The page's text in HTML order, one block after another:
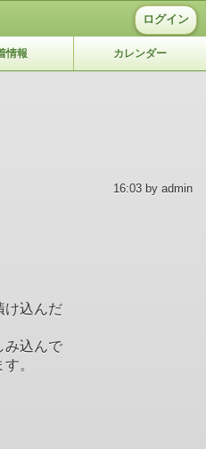
ログイン
情報 カレンダー
16:03 by admin
け込んだ
み込んで
。